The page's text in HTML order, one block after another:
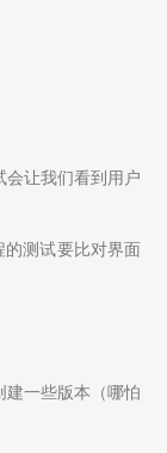
会让我们看到用户
的测试要比对界面
一些版本（哪怕